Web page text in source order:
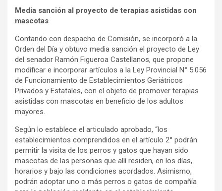
Media sanción al proyecto de terapias asistidas con
mascotas
Contando con despacho de Comisión, se incorporó a la
Orden del Día y obtuvo media sanción el proyecto de Ley
del senador Ramón Figueroa Castellanos, que propone
modificar e incorporar artículos a la Ley Provincial N° 5.056
de Funcionamiento de Establecimientos Geriátricos
Privados y Estatales, con el objeto de promover terapias
asistidas con mascotas en beneficio de los adultos
mayores.
Según lo establece el articulado aprobado, “los
establecimientos comprendidos en el artículo 2° podrán
permitir la visita de los perros y gatos que hayan sido
mascotas de las personas que allí residen, en los días,
horarios y bajo las condiciones acordados. Asimismo,
podrán adoptar uno o más perros o gatos de compañía